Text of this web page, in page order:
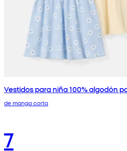
Vestidos para niña 100% algodón
de manga corta
7